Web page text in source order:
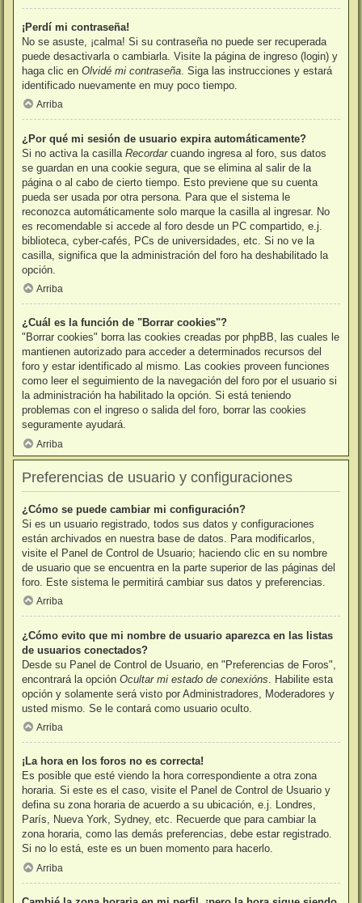
¡Perdí mi contraseña!
No se asuste, ¡calma! Si su contraseña no puede ser recuperada
puede desactivarla o cambiarla. Visite la página de ingreso (login) y
haga clic en Olvidé mi contraseña . Siga las instrucciones y estará
identificado nuevamente en muy poco tiempo.
Arriba
¿Por qué mi sesión de usuario expira automáticamente?
Si no activa la casilla Recordarcuando ingresa al foro, sus datos
se guardan en una cookie segura, que se elimina al salir de la
página o al cabo de cierto tiempo. Esto previene que su cuenta
pueda ser usada por otra persona. Para que el sistema le
reconozca automáticamente solo marque la casilla al ingresar. No
es recomendable si accede al foro desde un PC compartido, e.j.
biblioteca, cyber-cafés, PCs de universidades, etc. Si no ve la
casilla, significa que la administración del foro ha deshabilitado la
opción.
Arriba
¿Cuál es la función de "Borrar cookies"?
"Borrar cookies" borra las cookies creadas por phpBB, las cuales le
mantienen autorizado para acceder a determinados recursos del
foro y estar identificado al mismo. Las cookies proveen funciones
como leer el seguimiento de la navegación del foro por el usuario si
la administración ha habilitado la opción. Si está teniendo
problemas con el ingreso o salida del foro, borrar las cookies
seguramente ayudará.
Arriba
Preferencias de usuario y configuraciones
¿Cómo se puede cambiar mi configuración?
Si es un usuario registrado, todos sus datos y configuraciones
están archivados en nuestra base de datos. Para modificarlos,
visite el Panel de Control de Usuario; haciendo clic en su nombre
de usuario que se encuentra en la parte superior de las páginas del
foro. Este sistema le permitirá cambiar sus datos y preferencias.
Arriba
¿Cómo evito que mi nombre de usuario aparezca en las listas
de usuarios conectados?
Desde su Panel de Control de Usuario, en "Preferencias de Foros",
encontrará la opción Ocultar mi estado de conexións . Habilite esta
opción y solamente será visto por Administradores, Moderadores y
usted mismo. Se le contará como usuario oculto.
Arriba
¡La hora en los foros no es correcta!
Es posible que esté viendo la hora correspondiente a otra zona
horaria. Si este es el caso, visite el Panel de Control de Usuario y
defina su zona horaria de acuerdo a su ubicación, e.j. Londres,
París, Nueva York, Sydney, etc. Recuerde que para cambiar la
zona horaria, como las demás preferencias, debe estar registrado.
Si no lo está, este es un buen momento para hacerlo.
Arriba